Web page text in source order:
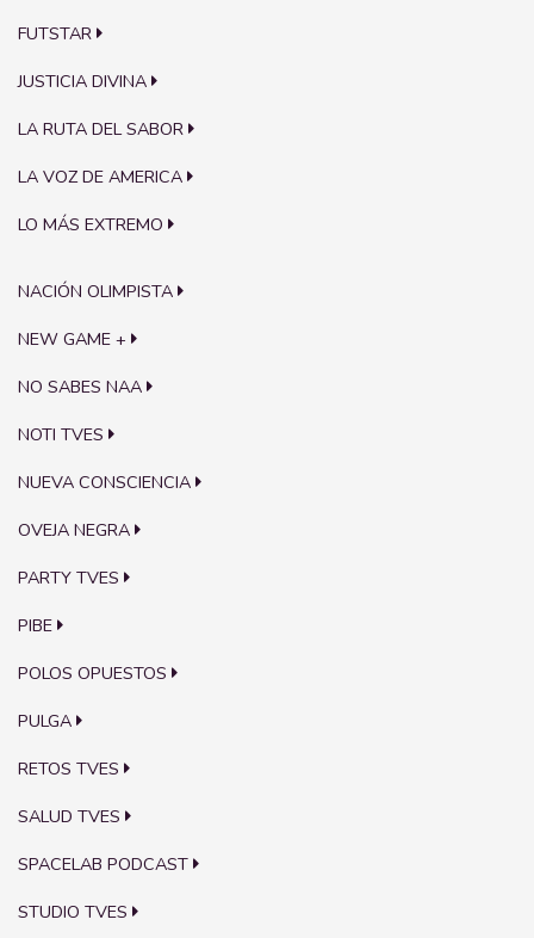
FUTSTAR
JUSTICIA DIVINA
LA RUTA DEL SABOR
LA VOZ DE AMERICA
LO MÁS EXTREMO
NACIÓN OLIMPISTA
NEW GAME +
NO SABES NAA
NOTI TVES
NUEVA CONSCIENCIA
OVEJA NEGRA
PARTY TVES
PIBE
POLOS OPUESTOS
PULGA
RETOS TVES
SALUD TVES
SPACELAB PODCAST
STUDIO TVES